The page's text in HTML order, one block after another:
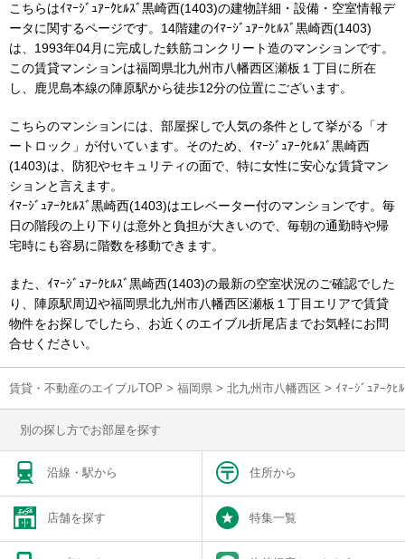
こちらはｲﾏｰｼﾞｭｱｰｸﾋﾙｽﾞ黒崎西(1403)の建物詳細・設備・空室情報デ
ータに関するページです。14階建のｲﾏｰｼﾞｭｱｰｸﾋﾙｽﾞ黒崎西(1403)
は、1993年04月に完成した鉄筋コンクリート造のマンションです。
この賃貸マンションは福岡県北九州市八幡西区瀬板１丁目に所在
し、鹿児島本線の陣原駅から徒歩12分の位置にございます。
こちらのマンションには、部屋探しで人気の条件として挙がる「オ
ートロック」が付いています。そのため、ｲﾏｰｼﾞｭｱｰｸﾋﾙｽﾞ黒崎西
(1403)は、防犯やセキュリティの面で、特に女性に安心な賃貸マン
ションと言えます。
ｲﾏｰｼﾞｭｱｰｸﾋﾙｽﾞ黒崎西(1403)はエレベーター付のマンションです。毎
日の階段の上り下りは意外と負担が大きいので、毎朝の通勤時や帰
宅時にも容易に階数を移動できます。
また、ｲﾏｰｼﾞｭｱｰｸﾋﾙｽﾞ黒崎西(1403)の最新の空室状況のご確認でした
り、陣原駅周辺や福岡県北九州市八幡西区瀬板１丁目エリアで賃貸
物件をお探しでしたら、お近くのエイブル折尾店までお気軽にお問
合せください。
賃貸・不動産のエイブルTOP > 福岡県 > 北九州市八幡西区 > ｲﾏｰｼﾞｭｱｰｸﾋ
別の探し方でお部屋を探す
沿線・駅から 住所から
店舗を探す 特集一覧